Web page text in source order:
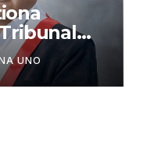
liberación
UNO